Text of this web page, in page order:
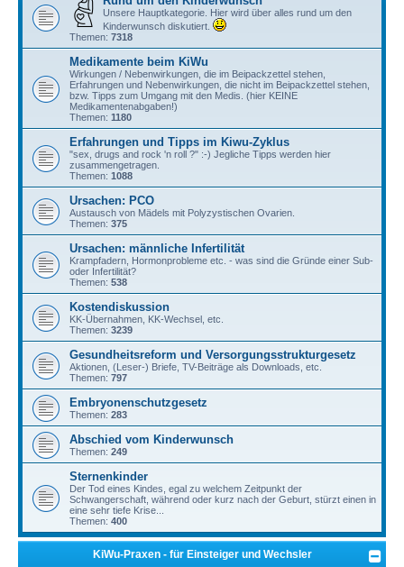
Unsere Hauptkategorie. Hier wird über alles rund um den
Kinderwunsch diskutiert.
Themen: 7318
Medikamente beim KiWu
Wirkungen / Nebenwirkungen, die im Beipackzettel stehen,
Erfahrungen und Nebenwirkungen, die nicht im Beipackzettel stehen,
bzw. Tipps zum Umgang mit den Medis. (hier KEINE
Medikamentenabgaben!)
Themen: 1180
Erfahrungen und Tipps im Kiwu-Zyklus
"sex, drugs and rock 'n roll ?" :-) Jegliche Tipps werden hier
zusammengetragen.
Themen: 1088
Ursachen: PCO
Austausch von Mädels mit Polyzystischen Ovarien.
Themen: 375
Ursachen: männliche Infertilität
Krampfadern, Hormonprobleme etc. - was sind die Gründe einer Sub-
oder Infertilität?
Themen: 538
Kostendiskussion
KK-Übernahmen, KK-Wechsel, etc.
Themen: 3239
Gesundheitsreform und Versorgungsstrukturgesetz
Aktionen, (Leser-) Briefe, TV-Beiträge als Downloads, etc.
Themen: 797
Embryonenschutzgesetz
Themen: 283
Abschied vom Kinderwunsch
Themen: 249
Sternenkinder
Der Tod eines Kindes, egal zu welchem Zeitpunkt der
Schwangerschaft, während oder kurz nach der Geburt, stürzt einen in
eine sehr tiefe Krise...
Themen: 400
KiWu-Praxen - für Einsteiger und Wechsler